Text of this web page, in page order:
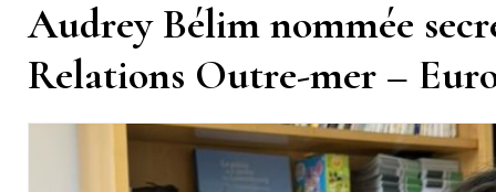
Audrey Bélim nommée
Relations Outre-mer –